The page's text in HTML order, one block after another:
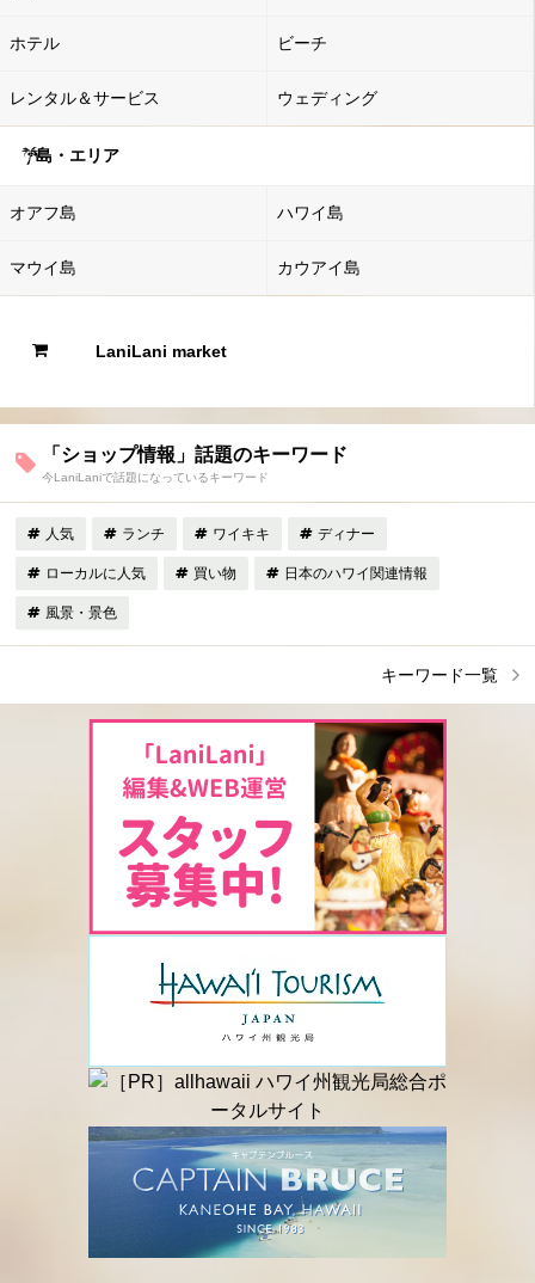
ホテル ビーチ
レンタル＆サービス ウェディング
島・エリア
オアフ島 ハワイ島
マウイ島 カウアイ島
LaniLani market
「ショップ情報」話題のキーワード
今LaniLaniで話題になっているキーワード
人気 ランチ ワイキキ ディナー
ローカルに人気 買い物 日本のハワイ関連情報
風景・景色
キーワード一覧